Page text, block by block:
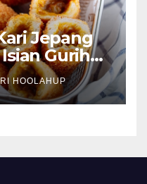
Jepang
Gurih
HOOLAHUP